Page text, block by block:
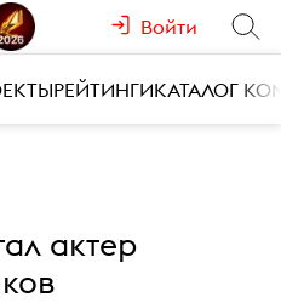
Войти
РЕЙТИНГИКАТАЛОГ
актер